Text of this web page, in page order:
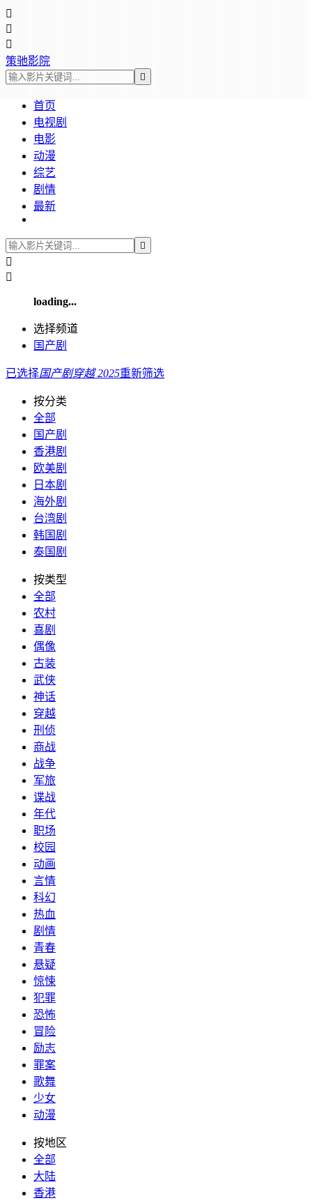



策驰影院

首页
电视剧
电影
动漫
综艺
剧情
最新



loading...
选择频道
国产剧
已选择国产剧穿越2025重新筛选
按分类
全部
国产剧
香港剧
欧美剧
日本剧
海外剧
台湾剧
韩国剧
泰国剧
按类型
全部
农村
喜剧
偶像
古装
武侠
神话
穿越
刑侦
商战
战争
军旅
谍战
年代
职场
校园
动画
言情
科幻
热血
剧情
青春
悬疑
惊悚
犯罪
恐怖
冒险
励志
罪案
歌舞
少女
动漫
按地区
全部
大陆
香港